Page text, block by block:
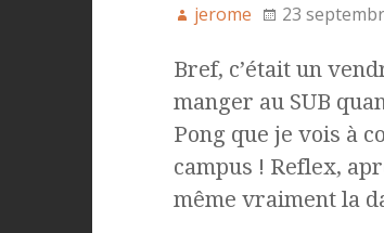
jerome 23
Bref, c’était un
manger au SUB
Pong que je vois à
campus ! Reflex,
même vraiment la